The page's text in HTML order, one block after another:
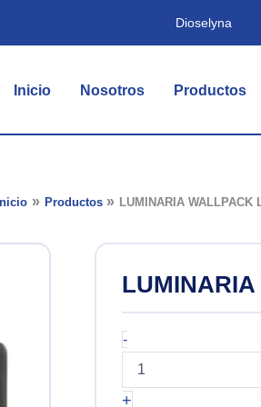
Dioselyna
Inicio Nosotros Productos
Inicio Productos LUMINARIA WALLPACK
-LUMINARIA
WALLPACK
LED
45W
+